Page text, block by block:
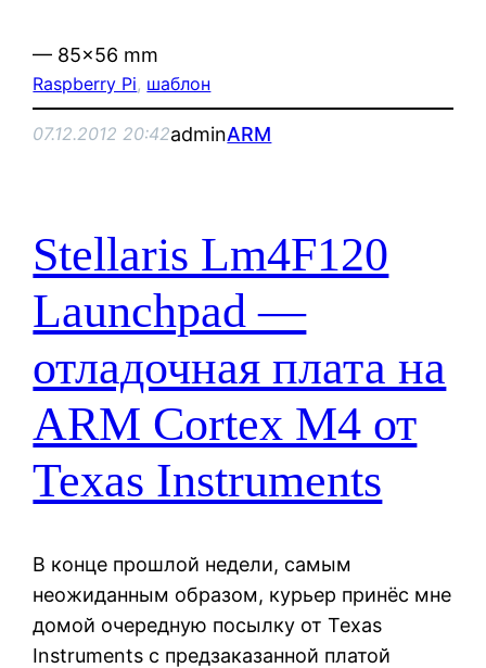
— 85×56 mm
Raspberry Pi, шаблон
07.12.2012 20:42adminARM
Stellaris Lm4F120
Launchpad —
отладочная плата на
ARM Cortex M4 от
Texas Instruments
В конце прошлой недели, самым
неожиданным образом, курьер принёс мне
домой очередную посылку от Texas
Instruments с предзаказанной платой